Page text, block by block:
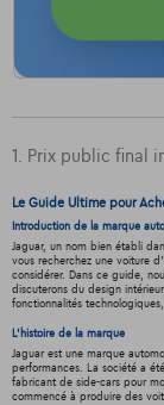
1. Prix public final
Le Guide Ultime pour
Introduction de la marque
Jaguar, un nom bien établi
vous recherchez une voiture
considérer. Dans ce guide,
discuterons du design
fonctionnalités
L'histoire de la marque
Jaguar est une marque
performances. La société a
fabricant de side-cars pour
commencé à produire des